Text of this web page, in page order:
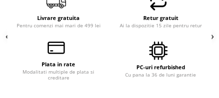
Livrare gratuita
Pentru comenzi mai mari de 499 lei
Retur gratuit
Ai la dispozitie 15 zile pentru retur
Plata in rate
Modalitati multiple de plata si
creditare
PC-uri refurbished
Cu pana la 36 de luni garantie